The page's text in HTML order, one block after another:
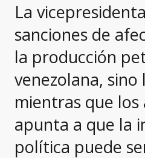
La
sanciones de
la producción
venezolana, sino
mientras que los
apunta a que la
política puede